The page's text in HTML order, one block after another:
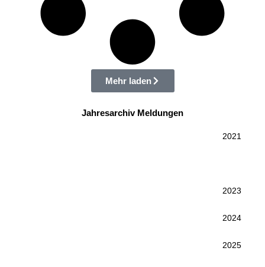
Mehr laden
Jahresarchiv Meldungen
2021
2023
2024
2025